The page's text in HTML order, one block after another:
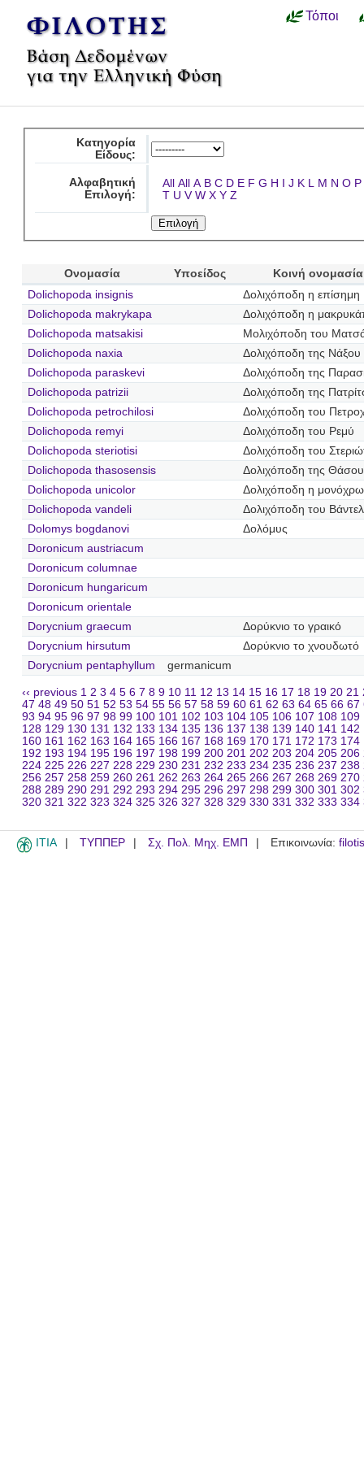
Τόποι
Κατηγορία
Είδους:
Αλφαβητική
Επιλογή:
All All A B C D E F G H I J K L M N O P
T U V W X Y Z
Ονομασία Υποείδος
Κοινή ονομασία
Dolichopoda insignis
Δολιχόποδη η επίσημη
Dolichopoda makrykapa
Δολιχόποδη η
Dolichopoda matsakisi
Μολιχόποδη του
Dolichopoda naxia
Δολιχόποδη της Νάξου
Dolichopoda paraskevi
Δολιχόποδη της
Dolichopoda patrizii
Δολιχόποδη της
Dolichopoda petrochilosi
Δολιχόποδη του
Dolichopoda remyi
Δολιχόποδη του Ρεμύ
Dolichopoda steriotisi
Δολιχόποδη του
Dolichopoda thasosensis
Δολιχόποδη της Θάσου
Dolichopoda unicolor
Δολιχόποδη η
Dolichopoda vandeli
Δολιχόποδη του Βάντελ
Dolomys bogdanovi
Δολόμυς
Doronicum austriacum
Doronicum columnae
Doronicum hungaricum
Doronicum orientale
Dorycnium graecum
Δορύκνιο το γραικό
Dorycnium hirsutum
Δορύκνιο το χνουδωτό
Dorycnium pentaphyllum
germanicum
‹‹ previous 1 2 3 4 5 6 7 8 9 10 11 12 13 14 15 16 17 18 19 20 21
47 48 49 50 51 52 53 54 55 56 57 58 59 60 61 62 63 64 65 66 67
93 94 95 96 97 98 99 100 101 102 103 104 105 106 107 108 109
128 129 130 131 132 133 134 135 136 137 138 139 140 141 142
160 161 162 163 164 165 166 167 168 169 170 171 172 173 174
192 193 194 195 196 197 198 199 200 201 202 203 204 205 206
224 225 226 227 228 229 230 231 232 233 234 235 236 237 238
256 257 258 259 260 261 262 263 264 265 266 267 268 269 270
288 289 290 291 292 293 294 295 296 297 298 299 300 301 302
320 321 322 323 324 325 326 327 328 329 330 331 332 333 334
ITIA ΤΥΠΠΕΡ Σχ. Πολ. Μηχ. ΕΜΠ Επικοινωνία: